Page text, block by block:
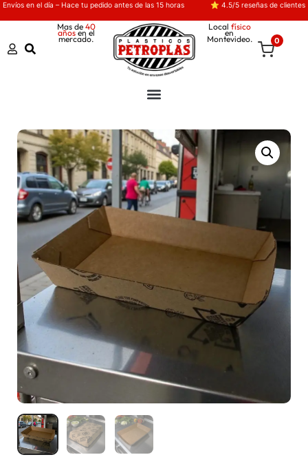
Envíos en el día – Hace tu pedido antes de las 15 horas ⭐ 4.5/5 reseñas de clientes
Mas de 40
añosen el
mercado.
Local físico
en
Montevideo. 0